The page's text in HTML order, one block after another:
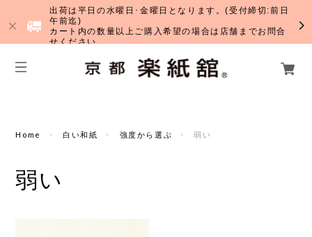
出荷は平日の水曜日･金曜日となります。(受付締切:前日
午前迄)
カート内の数量以上ご購入希望の場合は店舗までお問合
せください。
Home 白い和紙 強度から選ぶ 弱い
弱い